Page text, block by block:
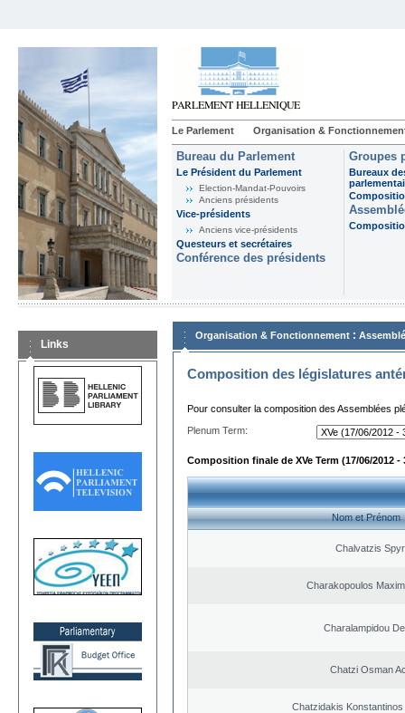
Le Parlement Organisation &
Bureau du Parlement
Le Président du Parlement
Election-Mandat-Pouvoirs
Anciens présidents
Vice-présidents
Anciens vice-présidents
Questeurs et secrétaires
Conférence des présidents
Groupes
Bureaux
Links
Organisation & Fonctionnement :
Composition des législatures
Pour consulter la composition des Assemblées
Plenum Term:
Composition finale de XVe Term (17/06/2012 -
Nom et Prénom
Chalvatzis
Charakopoulos
Charalampidou
Chatzi Osman
Chatzidakis